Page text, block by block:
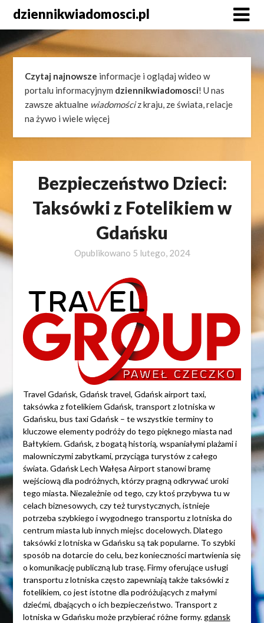
content
dziennikwiadomosci.pl
Czytaj najnowsze informacje i oglądaj wideo w
portalu informacyjnym dziennikwiadomosci! U nas
zawsze aktualne wiadomościz kraju, ze świata, relacje
na żywo i wiele więcej
Bezpieczeństwo Dzieci:
Taksówki z Fotelikiem w
Gdańsku
Opublikowano 5 lutego, 2024
Travel Gdańsk, Gdańsk travel, Gdańsk airport taxi,
taksówka z fotelikiem Gdańsk, transport z lotniska w
Gdańsku, bus taxi Gdańsk – te wszystkie terminy to
kluczowe elementy podróży do tego pięknego miasta nad
Bałtykiem. Gdańsk, z bogatą historią, wspaniałymi plażami i
malowniczymi zabytkami, przyciąga turystów z całego
świata. Gdańsk Lech Wałęsa Airport stanowi bramę
wejściową dla podróżnych, którzy pragną odkrywać uroki
tego miasta. Niezależnie od tego, czy ktoś przybywa tu w
celach biznesowych, czy też turystycznych, istnieje
potrzeba szybkiego i wygodnego transportu z lotniska do
centrum miasta lub innych miejsc docelowych. Dlatego
taksówki z lotniska w Gdańsku są tak popularne. To szybki
sposób na dotarcie do celu, bez konieczności martwienia się
o komunikację publiczną lub trasę. Firmy oferujące usługi
transportu z lotniska często zapewniają także taksówki z
fotelikiem, co jest istotne dla podróżujących z małymi
dziećmi, dbających o ich bezpieczeństwo. Transport z
lotniska w Gdańsku może przybierać różne formy.gdansk